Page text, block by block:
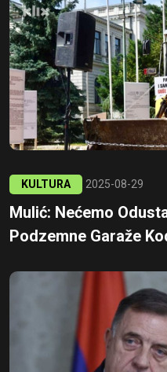
KULTURA 2025-08-29
Mulić: Nećemo
Podzemne Garaže